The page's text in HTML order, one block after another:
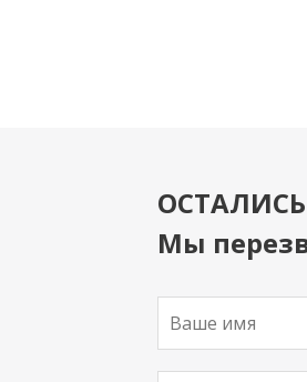
Мы